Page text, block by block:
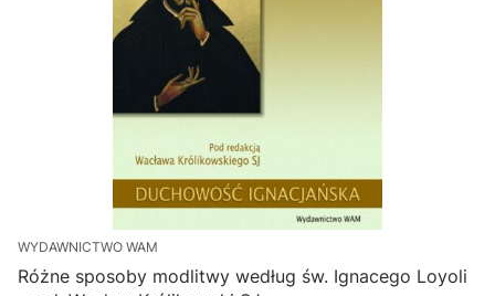
WYDAWNICTWO WAM
Różne sposoby modlitwy według św. Ignacego Loyoli